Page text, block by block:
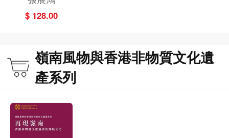
$ 128.00
嶺南風物與香港非物質文化遺
產系列